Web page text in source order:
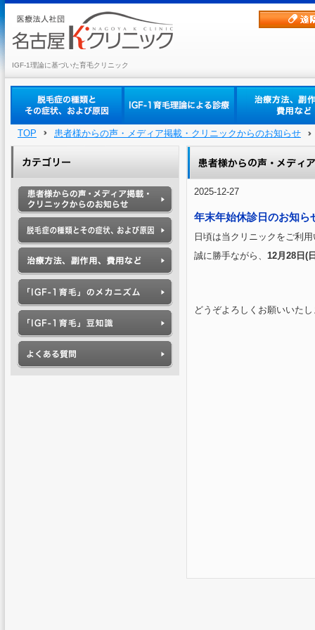
IGF-1理論に基づいた育毛クリニック
TOP 患者様からの声・メディア掲載・クリニックからのお知らせ
2025-12-27
年末年始休診日のお知ら
日頃は当クリニックをご利
誠に勝手ながら、 12月28日(
どうぞよろしくお願いいた